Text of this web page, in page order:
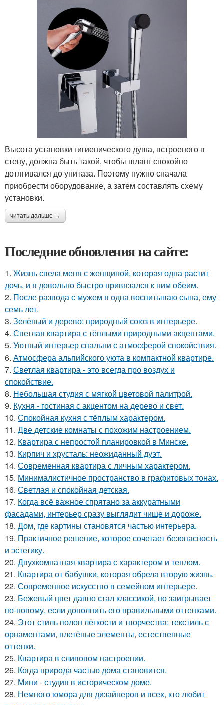
Высота установки гигиенического душа, встроеного в
стену, должна быть такой, чтобы шланг спокойно
дотягивался до унитаза. Поэтому нужно сначала
приобрести оборудование, а затем составлять схему
установки.
читать дальше →
Последние обновления на сайте:
1. Жизнь свела меня с женщиной, которая одна растит
дочь, и я довольно быстро привязался к ним обеим.
2. После развода с мужем я одна воспитываю сына, ему
семь лет.
3. Зелёный и дерево: природный союз в интерьере.
4. Светлая квартира с тёплыми природными акцентами.
5. Уютный интерьер спальни с атмосферой спокойствия.
6. Атмосфера альпийского уюта в компактной квартире.
7. Светлая квартира - это всегда про воздух и
спокойствие.
8. Небольшая студия с мягкой цветовой палитрой.
9. Кухня - гостиная с акцентом на дерево и свет.
10. Спокойная кухня с тёплым характером.
11. Две детские комнаты с похожим настроением.
12. Квартира с непростой планировкой в Минске.
13. Кирпич и хрусталь: неожиданный дуэт.
14. Современная квартира с личным характером.
15. Минималистичное пространство в графитовых тонах.
16. Светлая и спокойная детская.
17. Когда всё важное спрятано за аккуратными
фасадами, интерьер сразу выглядит чище и дороже.
18. Дом, где картины становятся частью интерьера.
19. Практичное решение, которое сочетает безопасность
и эстетику.
20. Двухкомнатная квартира с характером и теплом.
21. Квартира от бабушки, которая обрела вторую жизнь.
22. Современное искусство в семейном интерьере.
23. Бежевый цвет давно стал классикой, но заигрывает
по-новому, если дополнить его правильными оттенками.
24. Этот стиль полон лёгкости и творчества: текстиль с
орнаментами, плетёные элементы, естественные
оттенки.
25. Квартира в сливовом настроении.
26. Когда природа частью дома становится.
27. Мини - студия в историческом доме.
28. Немного юмора для дизайнеров и всех, кто любит